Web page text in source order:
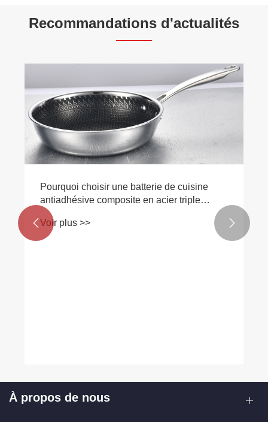
Recommandations d'actualités
Pourquoi choisir une batterie de cuisine
antiadhésive composite en acier triple
épaisseur pour les cuisines modernes ?
Voir plus >>
 
À propos de nous